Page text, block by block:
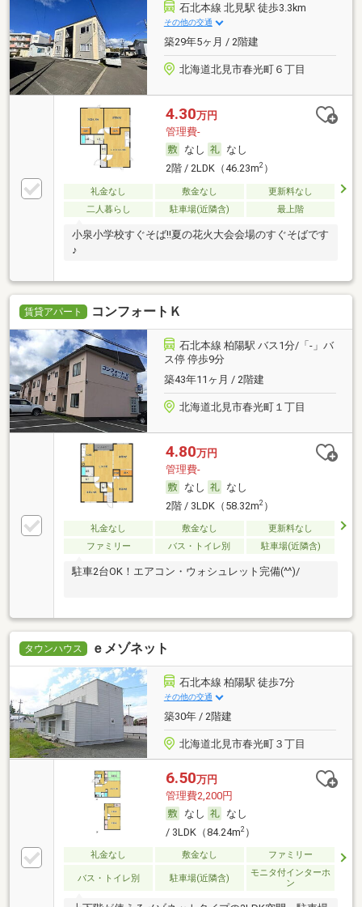
石北本線 北見駅 徒歩3.3km
その他の交通
築29年5ヶ月 / 2階建
北海道北見市春光町６丁目
4.30万円
管理費-
なし
なし
2階 / 2LDK（46.23m2）
礼金なし 敷金なし
更新料なし
二人暮らし
駐車場(近隣含) 最上階
小泉小学校すぐそば!!夏の花火大会会場のすぐそばです
♪
賃貸アパート コンフォートＫ
石北本線 柏陽駅 バス1分/「-」バ
ス停 停歩9分
築43年11ヶ月 / 2階建
北海道北見市春光町１丁目
4.80万円
管理費-
なし
なし
2階 / 3LDK（58.32m2）
礼金なし 敷金なし
更新料なし
ファミリー
バス・トイレ別 駐車場(近隣含)
駐車2台OK！エアコン・ウォシュレット完備(^^)/
タウンハウス ｅメゾネット
石北本線 柏陽駅 徒歩7分
その他の交通
築30年 / 2階建
北海道北見市春光町３丁目
6.50万円
管理費2,200円
なし
なし
/ 3LDK（84.24m2）
礼金なし 敷金なし ファミリー
バス・トイレ別 駐車場(近隣含)
モニタ付インターホ
ン